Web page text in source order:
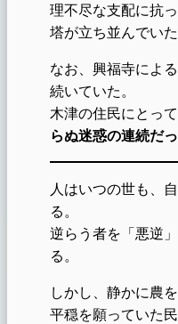
理不尽な支配に抗
塔が立ち並んでいた
なお、興福寺によ
続いていた。
木津の住民にとって
らぬ迷惑の連続だ
人はいつの世も、
る。
逆らう者を「悪逆
る。
しかし、静かに農
平穏を願っていた民